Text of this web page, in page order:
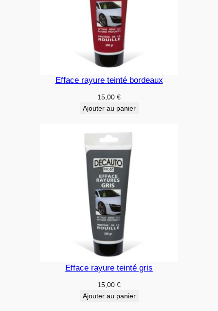
Efface rayure teinté bordeaux
15,00 €
Ajouter au panier
Efface rayure teinté gris
15,00 €
Ajouter au panier